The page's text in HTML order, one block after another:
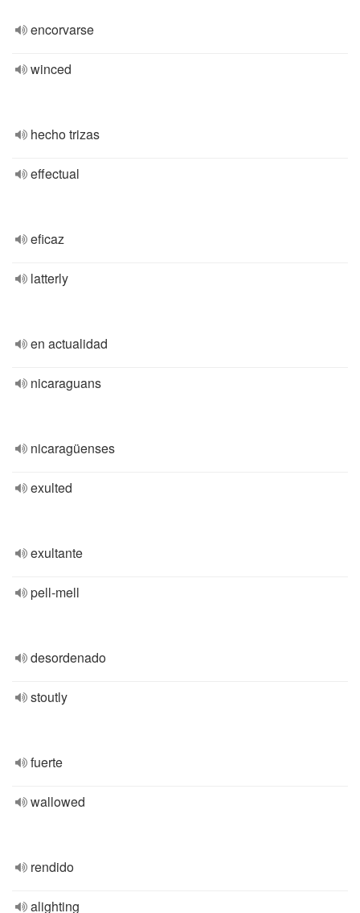
encorvarse
winced
hecho trizas
effectual
eficaz
latterly
en actualidad
nicaraguans
nicaragüenses
exulted
exultante
pell-mell
desordenado
stoutly
fuerte
wallowed
rendido
alighting